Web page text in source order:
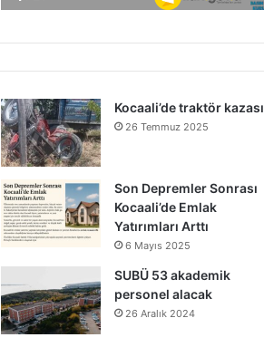
Kocaali’de traktör kazası
26 Temmuz 2025
Son Depremler Sonrası
Kocaali’de Emlak
Yatırımları Arttı
6 Mayıs 2025
SUBÜ 53 akademik
personel alacak
26 Aralık 2024